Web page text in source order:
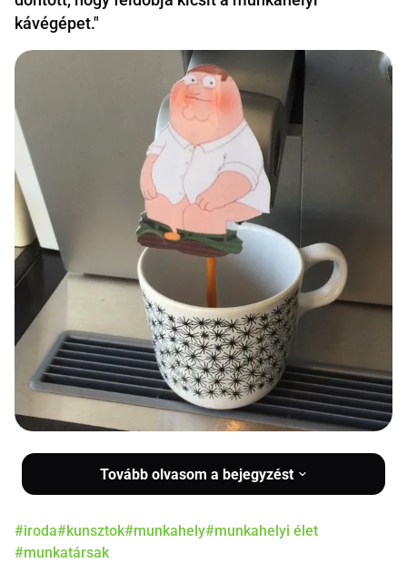
kávégépet."
Tovább olvasom a bejegyzést
#iroda#kunsztok#munkahely#munkahelyi élet
#munkatársak